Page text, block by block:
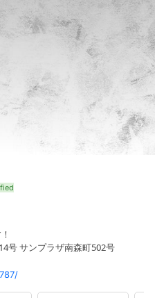
号 サンプラザ南森町502号